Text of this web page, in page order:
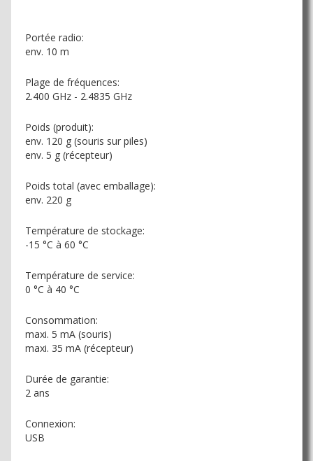
Portée radio:
env. 10 m
Plage de fréquences:
2.400 GHz - 2.4835 GHz
Poids (produit):
env. 120 g (souris sur piles)
env. 5 g (récepteur)
Poids total (avec emballage):
env. 220 g
Température de stockage:
-15 °C à 60 °C
Température de service:
0 °C à 40 °C
Consommation:
maxi. 5 mA (souris)
maxi. 35 mA (récepteur)
Durée de garantie:
2 ans
Connexion:
USB